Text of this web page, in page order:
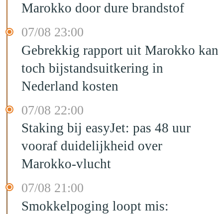
Marokko door dure brandstof
07/08 23:00
Gebrekkig rapport uit Marokko kan
toch bijstandsuitkering in
Nederland kosten
07/08 22:00
Staking bij easyJet: pas 48 uur
vooraf duidelijkheid over
Marokko-vlucht
07/08 21:00
Smokkelpoging loopt mis: